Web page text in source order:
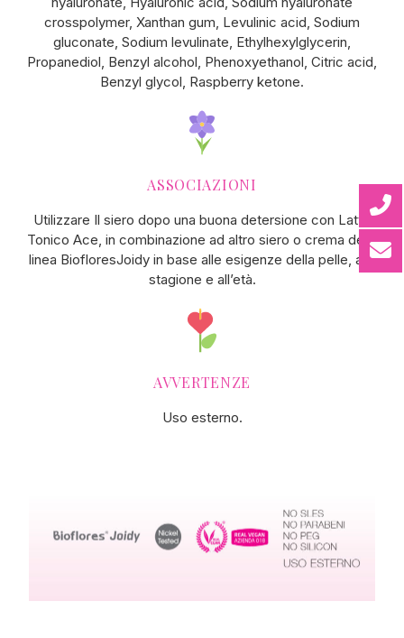
crosspolymer, Xanthan gum, Levulinic acid, Sodium
gluconate, Sodium levulinate, Ethylhexylglycerin,
Propanediol, Benzyl alcohol, Phenoxyethanol, Citric acid,
Benzyl glycol, Raspberry ketone.
ASSOCIAZIONI
Utilizzare Il siero dopo una buona detersione con Latte
Tonico Ace, in combinazione ad altro siero o crema della
linea BiofloresJoidy in base alle esigenze della pelle, alla
stagione e all’età.
AVVERTENZE
Uso esterno.